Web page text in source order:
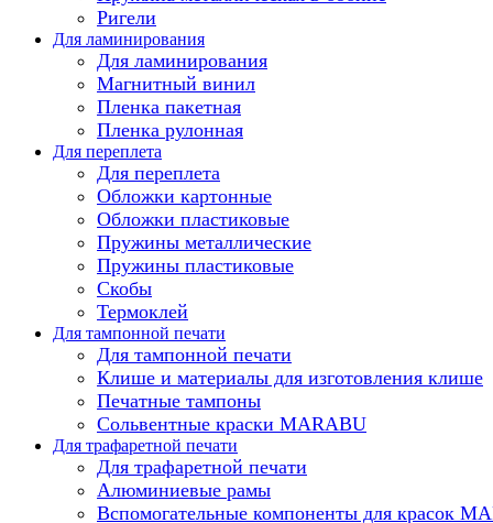
Ригели
Для ламинирования
Для ламинирования
Магнитный винил
Пленка пакетная
Пленка рулонная
Для переплета
Для переплета
Обложки картонные
Обложки пластиковые
Пружины металлические
Пружины пластиковые
Скобы
Термоклей
Для тампонной печати
Для тампонной печати
Клише и материалы для изготовления клише
Печатные тампоны
Сольвентные краски MARABU
Для трафаретной печати
Для трафаретной печати
Алюминиевые рамы
Вспомогательные компоненты для красок